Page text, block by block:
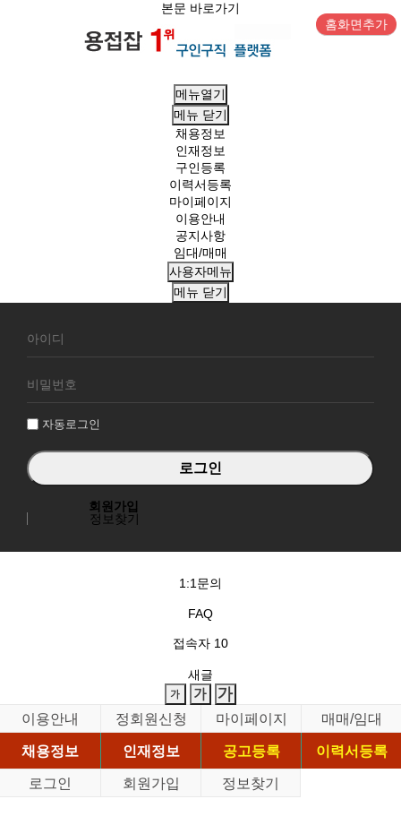
본문 바로가기
홈화면추가
메뉴열기
메뉴 닫기
채용정보
인재정보
구인등록
이력서등록
마이페이지
이용안내
공지사항
임대/매매
사용자메뉴
메뉴 닫기
원
그
자동로그인
회원가입
정보찾기
1:1문의
FAQ
접속자 10
새글
이용안내 정회원신청 마이페이지
매매/임대
채용정보
인재정보 공고등록
이력서등록
로그인
회원가입 정보찾기